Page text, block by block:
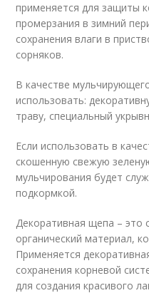
применяется для защиты
промерзания в зимний
сохранения влаги в
сорняков.
В качестве
использовать:
траву, специальный
Если использовать в
скошенную свежую
мульчирования будет
подкормкой.
Декоративная щепа – это
органический материал,
Применяется
сохранения корневой
для создания красивого